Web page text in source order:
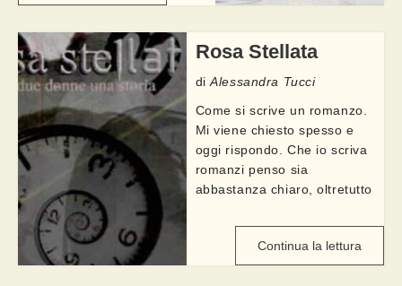
criteri di verifica delle fonti, e
quella sua ...
Rosa Stellata
diAlessandra Tucci
Come si scrive un romanzo.
Mi viene chiesto spesso e
oggi rispondo. Che io scriva
romanzi penso sia
abbastanza chiaro, oltretutto
quindi dire come scrivo io e
lo faccio raccontando del
mio romanzo ...
Continua la lettura